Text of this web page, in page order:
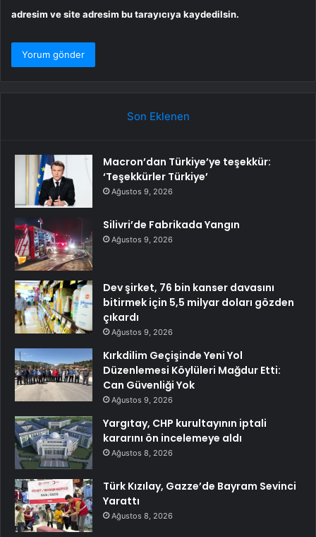
adresim ve site adresim bu tarayıcıya kaydedilsin.
Son Eklenen
Macron’dan Türkiye’ye teşekkür:
‘Teşekkürler Türkiye’
Ağustos 9, 2026
Silivri’de Fabrikada Yangın
Ağustos 9, 2026
Dev şirket, 76 bin kanser davasını
bitirmek için 5,5 milyar doları gözden
çıkardı
Ağustos 9, 2026
Kırkdilim Geçişinde Yeni Yol
Düzenlemesi Köylüleri Mağdur Etti:
Can Güvenliği Yok
Ağustos 9, 2026
Yargıtay, CHP kurultayının iptali
kararını ön incelemeye aldı
Ağustos 8, 2026
Türk Kızılay, Gazze’de Bayram Sevinci
Yarattı
Ağustos 8, 2026